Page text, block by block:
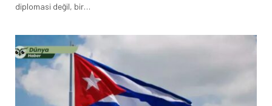
diplomasi değil, bir…